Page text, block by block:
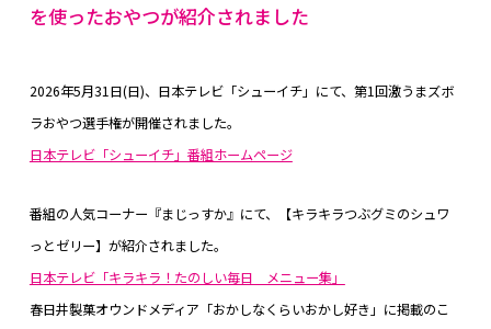
を使ったおやつが紹介されました
2026年5月31日(日)、日本テレビ「シューイチ」にて、第1回激うまズボ
ラおやつ選手権が開催されました。
日本テレビ「シューイチ」番組ホームページ
番組の人気コーナー『まじっすか』にて、【キラキラつぶグミのシュワ
っとゼリー】が紹介されました。
日本テレビ「キラキラ！たのしい毎日 メニュー集」
春日井製菓オウンドメディア「おかしなくらいおかし好き」に掲載のこ